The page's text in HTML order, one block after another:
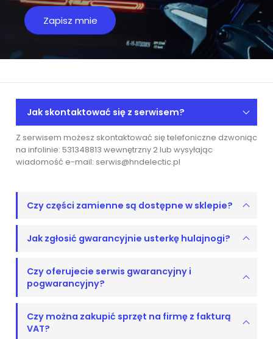
Jak skontaktować się z serwisem?
Z serwisem możesz skontaktować się telefoniczne dzwoniąc
na infolinie: 531348813 wewnętrzny 2 lub wysyłając
wiadomość e-mail: serwis@hndelectic.pl
Czy części zamienne są dostępne w sklepie?
Jak zgłosić gwarancyjnie usterkę hulajnogi?
Czy oferujecie serwis gwarancyjny i
pogwarancyjny?
Czy można zakupić sprzęt na firmę z fakturą
VAT?